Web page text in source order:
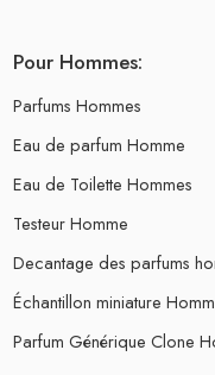
Pour Hommes:
Parfums Hommes
Eau de parfum Homme
Eau de Toilette Hommes
Testeur Homme
Decantage des parfums
Échantillon miniature
Parfum Générique Clone